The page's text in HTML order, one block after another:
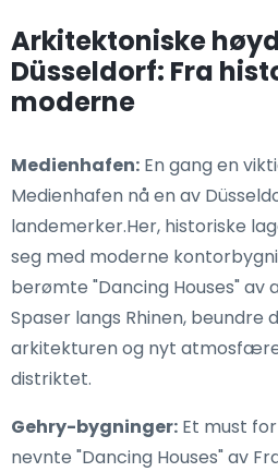
Arkitektoniske
Düsseldorf: Fra
moderne
Medienhafen: En gang en
Medienhafen nå en av
landemerker.Her, historiske
seg med moderne
berømte "Dancing Houses" av
Spaser langs Rhinen, beundre
arkitekturen og nyt
distriktet.
Gehry-bygninger: Et must
nevnte "Dancing Houses" av